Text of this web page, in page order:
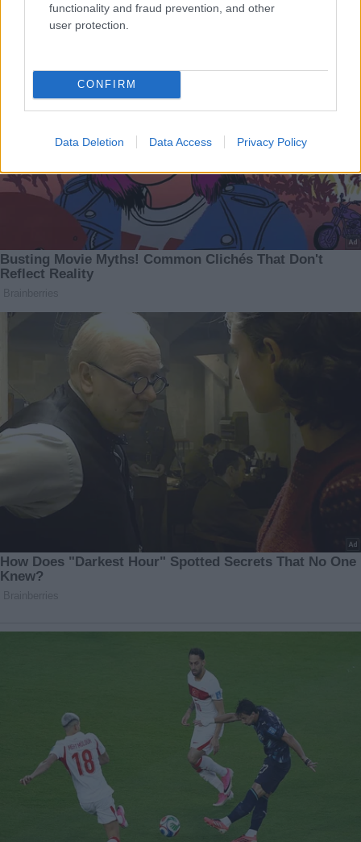
functionality and fraud prevention, and other
user protection.
CONFIRM
Data Deletion Data Access Privacy Policy